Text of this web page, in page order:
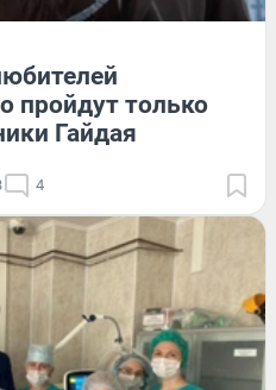
пройдут только
Гайдая
4